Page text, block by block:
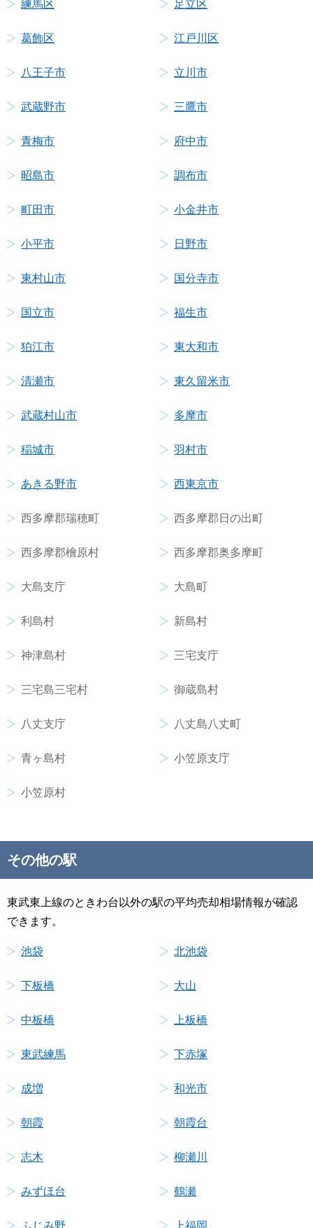
練馬区 足立区
葛飾区 江戸川区
八王子市 立川市
武蔵野市 三鷹市
青梅市 府中市
昭島市 調布市
町田市 小金井市
小平市 日野市
東村山市 国分寺市
国立市 福生市
狛江市 東大和市
清瀬市 東久留米市
武蔵村山市 多摩市
稲城市 羽村市
あきる野市 西東京市
西多摩郡瑞穂町 西多摩郡日の出町
西多摩郡檜原村 西多摩郡奥多摩町
大島支庁 大島町
利島村 新島村
神津島村 三宅支庁
三宅島三宅村 御蔵島村
八丈支庁 八丈島八丈町
青ヶ島村 小笠原支庁
小笠原村
その他の駅
東武東上線のときわ台以外の駅の平均売却相場情報が確認
できます。
池袋 北池袋
下板橋 大山
中板橋 上板橋
東武練馬 下赤塚
成増 和光市
朝霞 朝霞台
志木 柳瀬川
みずほ台 鶴瀬